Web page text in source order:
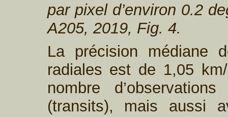
par pixel d’environ 0.2
A205, 2019, Fig. 4.
La précision médiane
radiales est de 1,05
nombre
(transits), mais aussi